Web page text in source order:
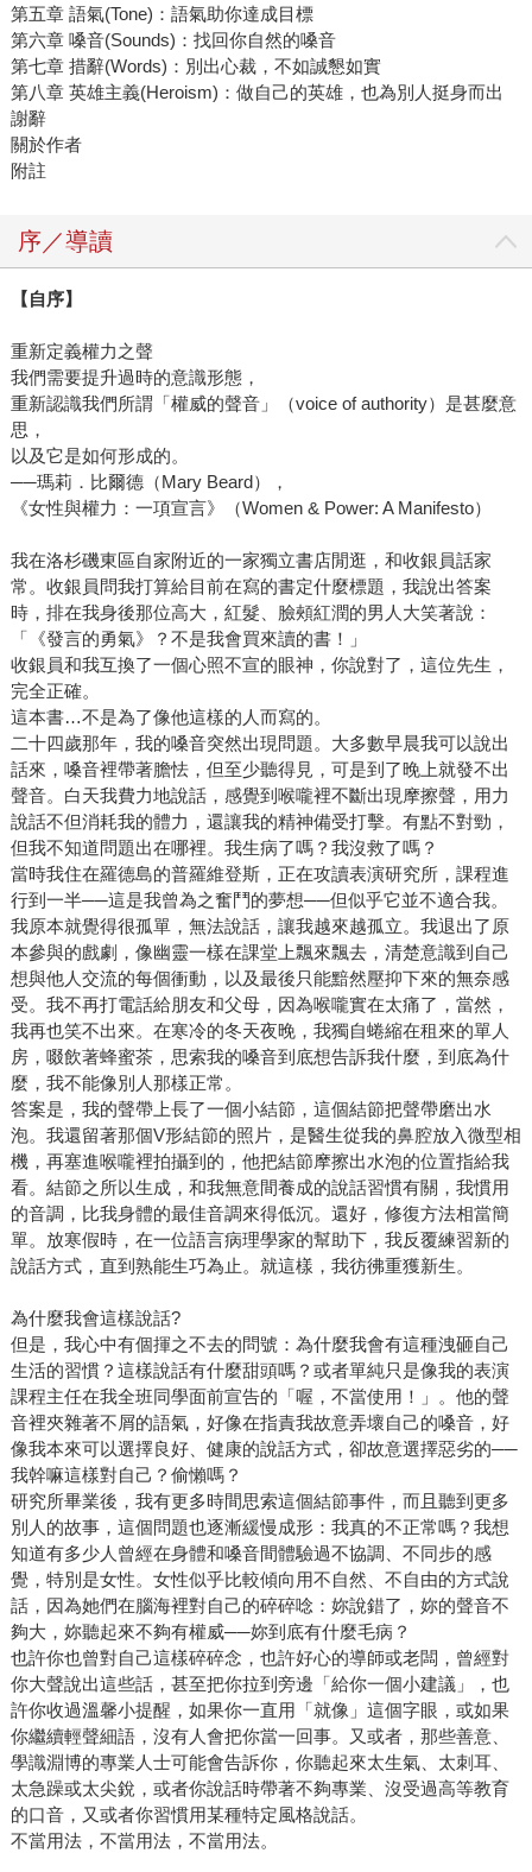
第五章 語氣(Tone)：語氣助你達成目標
第六章 嗓音(Sounds)：找回你自然的嗓音
第七章 措辭(Words)：別出心裁，不如誠懇如實
第八章 英雄主義(Heroism)：做自己的英雄，也為別人挺身而出
謝辭
關於作者
附註
序／導讀
【自序】
重新定義權力之聲
我們需要提升過時的意識形態，
重新認識我們所謂「權威的聲音」（voice of authority）是甚麼意
思，
以及它是如何形成的。
──瑪莉．比爾德（Mary Beard），
《女性與權力：一項宣言》（Women & Power: A Manifesto）
我在洛杉磯東區自家附近的一家獨立書店閒逛，和收銀員話家
常。收銀員問我打算給目前在寫的書定什麼標題，我說出答案
時，排在我身後那位高大，紅髮、臉頰紅潤的男人大笑著說：
「《發言的勇氣》？不是我會買來讀的書！」
收銀員和我互換了一個心照不宣的眼神，你說對了，這位先生，
完全正確。
這本書…不是為了像他這樣的人而寫的。
二十四歲那年，我的嗓音突然出現問題。大多數早晨我可以說出
話來，嗓音裡帶著膽怯，但至少聽得見，可是到了晚上就發不出
聲音。白天我費力地說話，感覺到喉嚨裡不斷出現摩擦聲，用力
說話不但消耗我的體力，還讓我的精神備受打擊。有點不對勁，
但我不知道問題出在哪裡。我生病了嗎？我沒救了嗎？
當時我住在羅德島的普羅維登斯，正在攻讀表演研究所，課程進
行到一半──這是我曾為之奮鬥的夢想──但似乎它並不適合我。
我原本就覺得很孤單，無法說話，讓我越來越孤立。我退出了原
本參與的戲劇，像幽靈一樣在課堂上飄來飄去，清楚意識到自己
想與他人交流的每個衝動，以及最後只能黯然壓抑下來的無奈感
受。我不再打電話給朋友和父母，因為喉嚨實在太痛了，當然，
我再也笑不出來。在寒冷的冬天夜晚，我獨自蜷縮在租來的單人
房，啜飲著蜂蜜茶，思索我的嗓音到底想告訴我什麼，到底為什
麼，我不能像別人那樣正常。
答案是，我的聲帶上長了一個小結節，這個結節把聲帶磨出水
泡。我還留著那個V形結節的照片，是醫生從我的鼻腔放入微型相
機，再塞進喉嚨裡拍攝到的，他把結節摩擦出水泡的位置指給我
看。結節之所以生成，和我無意間養成的說話習慣有關，我慣用
的音調，比我身體的最佳音調來得低沉。還好，修復方法相當簡
單。放寒假時，在一位語言病理學家的幫助下，我反覆練習新的
說話方式，直到熟能生巧為止。就這樣，我彷彿重獲新生。
為什麼我會這樣說話?
但是，我心中有個揮之不去的問號：為什麼我會有這種洩砸自己
生活的習慣？這樣說話有什麼甜頭嗎？或者單純只是像我的表演
課程主任在我全班同學面前宣告的「喔，不當使用！」。他的聲
音裡夾雜著不屑的語氣，好像在指責我故意弄壞自己的嗓音，好
像我本來可以選擇良好、健康的說話方式，卻故意選擇惡劣的──
我幹嘛這樣對自己？偷懶嗎？
研究所畢業後，我有更多時間思索這個結節事件，而且聽到更多
別人的故事，這個問題也逐漸緩慢成形：我真的不正常嗎？我想
知道有多少人曾經在身體和嗓音間體驗過不協調、不同步的感
覺，特別是女性。女性似乎比較傾向用不自然、不自由的方式說
話，因為她們在腦海裡對自己的碎碎唸：妳說錯了，妳的聲音不
夠大，妳聽起來不夠有權威──妳到底有什麼毛病？
也許你也曾對自己這樣碎碎念，也許好心的導師或老闆，曾經對
你大聲說出這些話，甚至把你拉到旁邊「給你一個小建議」，也
許你收過溫馨小提醒，如果你一直用「就像」這個字眼，或如果
你繼續輕聲細語，沒有人會把你當一回事。又或者，那些善意、
學識淵博的專業人士可能會告訴你，你聽起來太生氣、太刺耳、
太急躁或太尖銳，或者你說話時帶著不夠專業、沒受過高等教育
的口音，又或者你習慣用某種特定風格說話。
不當用法，不當用法，不當用法。